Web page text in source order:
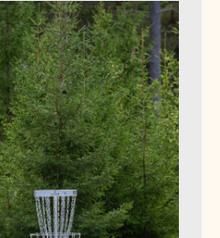
Västgötatouren
2024
släppt!